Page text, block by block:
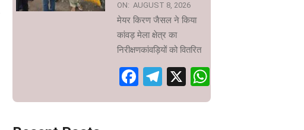
ON: AUGUST 8, 2026
मेयर किरण जैसल ने किया
कांवड़ मेला क्षेत्र का
निरीक्षणकांवड़ियों को वितरित
Facebook
Telegram
X